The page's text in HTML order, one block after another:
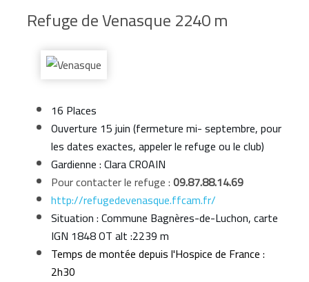
Refuge de Venasque 2240 m
16 Places
Ouverture 15 juin (fermeture mi- septembre, pour
les dates exactes, appeler le refuge ou le club)
Gardienne : Clara CROAIN
Pour contacter le refuge :09.87.88.14.69
http://refugedevenasque.ffcam.fr/
Situation : Commune Bagnères-de-Luchon, carte
IGN 1848 OT alt :2239 m
Temps de montée depuis l'Hospice de France :
2h30